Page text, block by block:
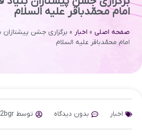
امام محمّدباقر علیه السلام
صفحه اصلی » اخبار » برگزاری جشن
امام محمّدباقر علیه السلام
اخبار بدون دیدگاه توسط